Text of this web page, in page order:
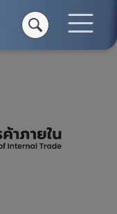
บทความ เกี่ยวกับพ.ร.บ.ข้อมูลข่าวสารของราชการ พ.ศ. 2540